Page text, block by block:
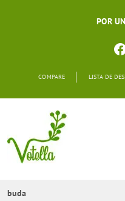
POR
COMPARE LISTA DE
buda